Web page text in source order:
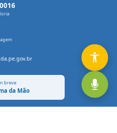
breve
da Mão